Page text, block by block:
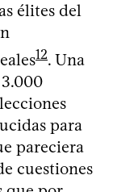
élites del
12. Una
para
pareciera
cuestiones